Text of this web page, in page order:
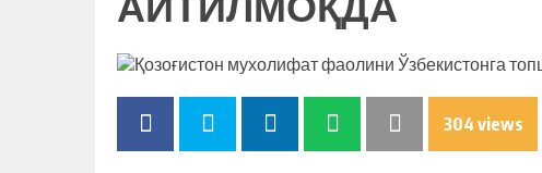
304 views